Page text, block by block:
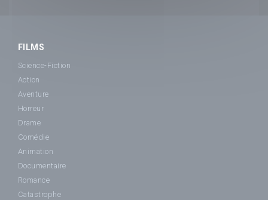
FILMS
Science-Fiction
Action
Aventure
Horreur
Drame
Comédie
Animation
Documentaire
Romance
Catastrophe